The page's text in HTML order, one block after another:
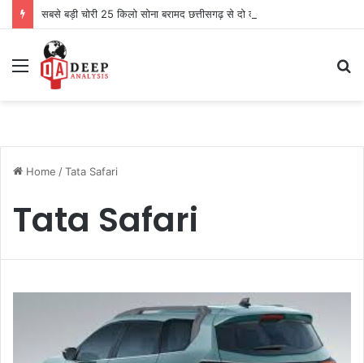
सबसे बड़ी चोरी 25 किलो सोना बरामद छत्तीसगढ़ से दो को पकड़ा
Menu
Home /Tata Safari
Tata Safari